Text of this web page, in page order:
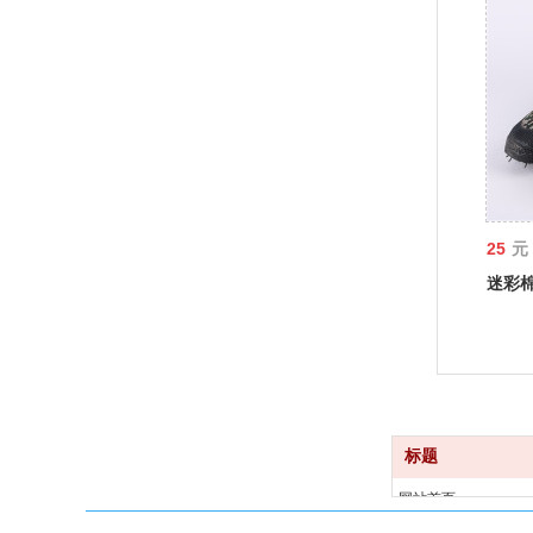
25 元
迷彩
标题
网站首页